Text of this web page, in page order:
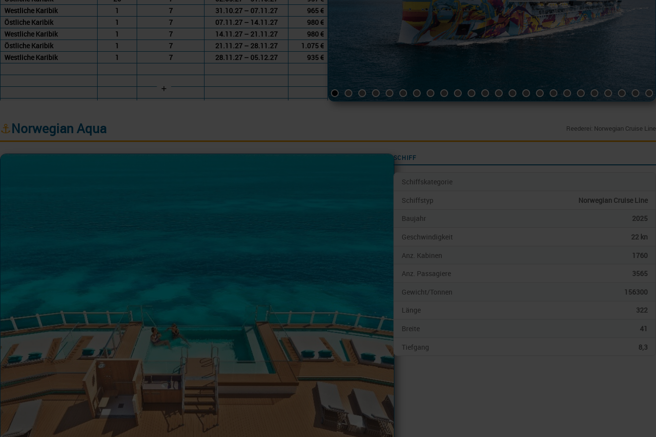
Westliche Karibik
1 7 31.10.27 – 07.11.27
965 €
Östliche Karibik
1 7 07.11.27 – 14.11.27
980 €
Westliche Karibik
1 7 14.11.27 – 21.11.27
980 €
Östliche Karibik
1 7 21.11.27 – 28.11.27
1.075 €
Westliche Karibik
1 7 28.11.27 – 05.12.27 935 €
+
⚓Norwegian Aqua Reederei: Norwegian Cruise Line
SCHIFF
Schiffskategorie
Schiffstyp
Norwegian Cruise Line
Baujahr
2025
Geschwindigkeit
22 kn
Anz. Kabinen
1760
Anz. Passagiere
3565
Gewicht/Tonnen
156300
Länge
322
Breite
41
Tiefgang
8,3